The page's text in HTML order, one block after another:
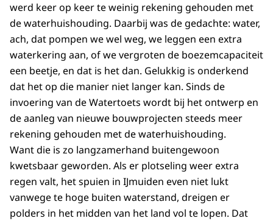
werd keer op keer te weinig rekening gehouden met
de waterhuishouding. Daarbij was de gedachte: water,
ach, dat pompen we wel weg, we leggen een extra
waterkering aan, of we vergroten de boezemcapaciteit
een beetje, en dat is het dan. Gelukkig is onderkend
dat het op die manier niet langer kan. Sinds de
invoering van de Watertoets wordt bij het ontwerp en
de aanleg van nieuwe bouwprojecten steeds meer
rekening gehouden met de waterhuishouding.
Want die is zo langzamerhand buitengewoon
kwetsbaar geworden. Als er plotseling weer extra
regen valt, het spuien in IJmuiden even niet lukt
vanwege te hoge buiten waterstand, dreigen er
polders in het midden van het land vol te lopen. Dat